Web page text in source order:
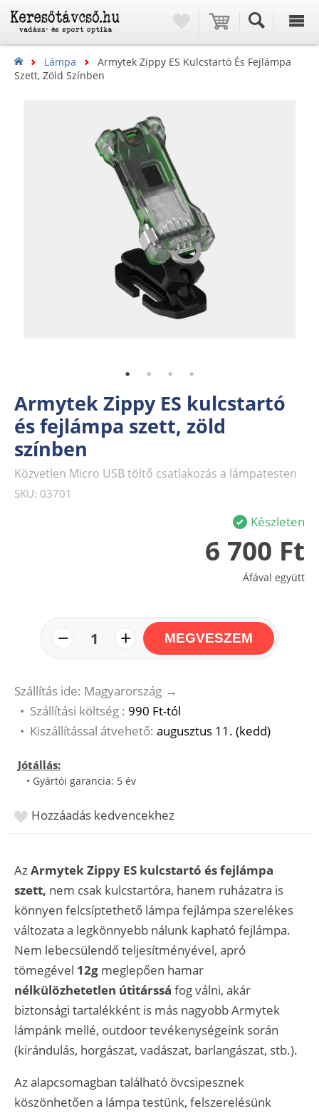
Lámpa
Armytek Zippy ES Kulcstartó És Fejlámpa
Szett, Zöld Színben
Armytek Zippy ES kulcstartó
és fejlámpa szett, zöld
színben
Közvetlen Micro USB töltő csatlakozás a lámpatesten
SKU: 03701
Készleten
6 700 Ft
Áfával együtt
− 1 + MEGVESZEM
Szállítás ide: Magyarország →
• Szállítási költség : 990 Ft-tól
• Kiszállítással átvehető: augusztus 11. (kedd)
Jótállás:
• Gyártói garancia: 5 év
Hozzáadás kedvencekhez
AzArmytek Zippy ES kulcstartó és fejlámpa
szett, nem csak kulcstartóra, hanem ruházatra is
könnyen felcsíptethető lámpa fejlámpa szerelékes
változata a legkönnyebb nálunk kapható fejlámpa.
Nem lebecsülendő teljesítményével, apró
tömegével 12g meglepően hamar
nélkülözhetetlen útitárssá fog válni, akár
biztonsági tartalékként is más nagyobb Armytek
lámpánk mellé, outdoor tevékenységeink során
(kirándulás, horgászat, vadászat, barlangászat, stb.).
Az alapcsomagban található övcsipesznek
köszönhetően a lámpa testünk, felszerelésünk